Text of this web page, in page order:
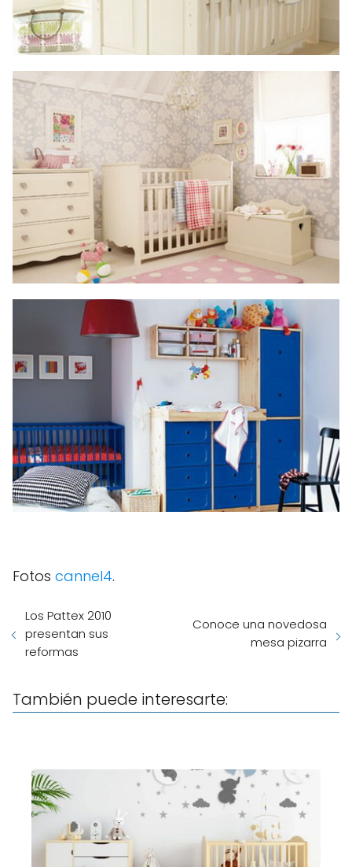
Fotos cannel4.
Los Pattex 2010
presentan sus
reformas
Conoce una novedosa
mesa pizarra
También puede interesarte: